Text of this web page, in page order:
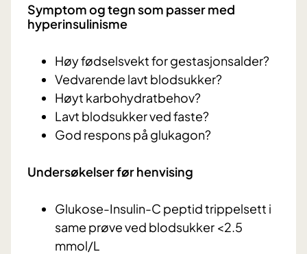
Symptom og tegn som passer med
hyperinsulinisme
Høy fødselsvekt for gestasjonsalder?
Vedvarende lavt blodsukker?
Høyt karbohydratbehov?
Lavt blodsukker ved faste?
God respons på glukagon?
Undersøkelser før henvising
Glukose-Insulin-C peptid trippelsett i
same prøve ved blodsukker <2.5
mmol/L